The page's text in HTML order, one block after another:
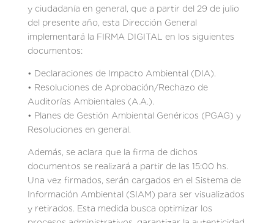
y ciudadanía en general, que a partir del 29 de julio
del presente año, esta Dirección General
implementará la FIRMA DIGITAL en los siguientes
documentos:
• Declaraciones de Impacto Ambiental (DIA).
• Resoluciones de Aprobación/Rechazo de
Auditorías Ambientales (A.A.).
• Planes de Gestión Ambiental Genéricos (PGAG) y
Resoluciones en general.
Además, se aclara que la firma de dichos
documentos se realizará a partir de las 15:00 hs.
Una vez firmados, serán cargados en el Sistema de
Información Ambiental (SIAM) para ser visualizados
y retirados. Esta medida busca optimizar los